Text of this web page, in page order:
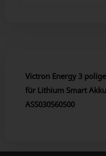
Victron Energy 3
für Lithium Smart
ASS030560500